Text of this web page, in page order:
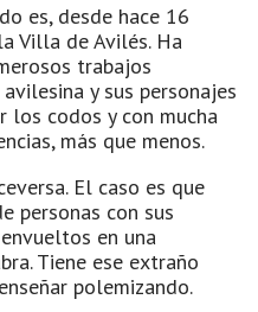
es, desde hace 16
Villa de Avilés. Ha
trabajos
y sus personajes
los codos y con mucha
más que menos.
El caso es que
personas con sus
en una
Tiene ese extraño
polemizando.